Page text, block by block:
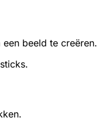
beeld te creëren.